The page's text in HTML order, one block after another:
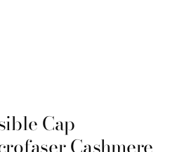
Cap